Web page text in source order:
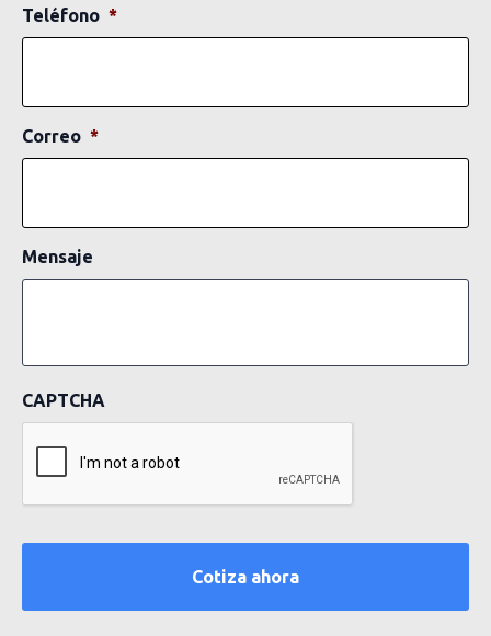
Teléfono *
Correo *
Mensaje
CAPTCHA